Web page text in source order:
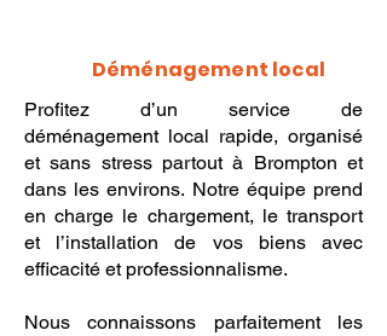
Déménagement local
Profitez d’un service de
déménagement local rapide, organisé
et sans stress partout à Brompton et
dans les environs. Notre équipe prend
en charge le chargement, le transport
et l’installation de vos biens avec
efficacité et professionnalisme.
Nous connaissons parfaitement les